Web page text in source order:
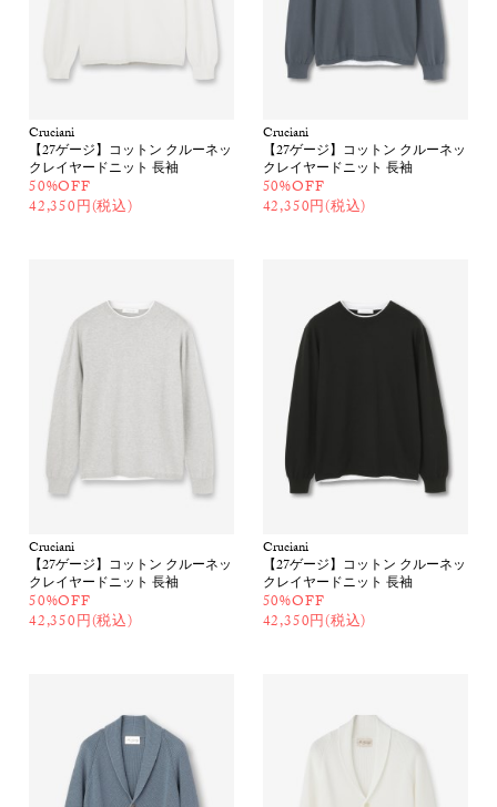
Cruciani
【27ゲージ】コットン クルーネッ
クレイヤードニット 長袖
50%OFF
42,350円(税込)
Cruciani
【27ゲージ】コットン クルーネッ
クレイヤードニット 長袖
50%OFF
42,350円(税込)
Cruciani
【27ゲージ】コットン クルーネッ
クレイヤードニット 長袖
50%OFF
42,350円(税込)
Cruciani
【27ゲージ】コットン クルーネッ
クレイヤードニット 長袖
50%OFF
42,350円(税込)